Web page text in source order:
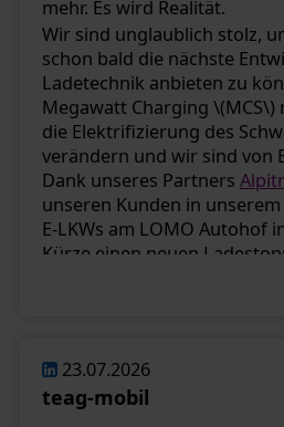
von Elektrofahrzeugen. So
Laden unterwegs noch
die Verfügbarkeit
🚗⚡ Wir bleiben dran und
kontinuierlich weiter aus.
#TEAGMobil
#Ladeinfrastruktur
#Schnellladen #EAuto
mehr. Es wird Realität.
Wir sind unglaublich stolz,
schon bald die nächste
Ladetechnik anbieten zu
Megawatt Charging \(MCS\)
die Elektrifizierung des
verändern und wir sind von
Dank unseres Partners
unseren Kunden in
E-LKWs am LOMO Autohof
Kürze einen neuen
für E-LKW konzipiert
wir den Fokus auf
Auch im Projektgeschäft ist
vielen Unternehmen
Systeme sind bestellt, die
23.07.2026
teag-mobil